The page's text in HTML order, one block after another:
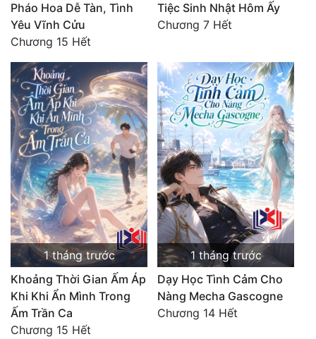
Pháo Hoa Dễ Tàn, Tình
Yêu Vĩnh Cửu
Chương 15 Hết
Tiệc Sinh Nhật Hôm Ấy
Chương 7 Hết
1 tháng trước
Khoảng Thời Gian Ấm Áp
Khi Khi Ẩn Mình Trong
Ấm Trần Ca
Chương 15 Hết
1 tháng trước
Dạy Học Tình Cảm Cho
Nàng Mecha Gascogne
Chương 14 Hết